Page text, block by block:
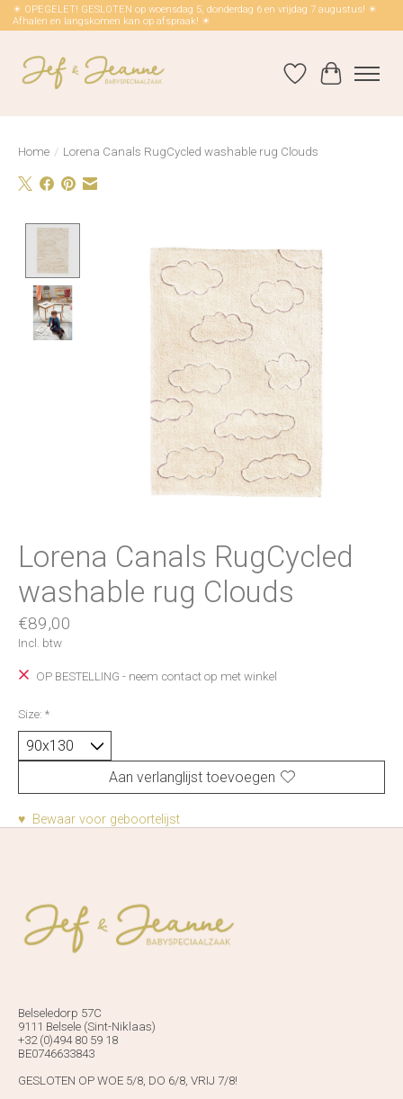
☀ OPEGELET! GESLOTEN op woensdag 5, donderdag 6 en vrijdag 7 augustus! ☀
Afhalen en langskomen kan op afspraak! ☀
Verlanglijst
Home / Lorena Canals RugCycled washable rug Clouds
Lorena Canals RugCycled
washable rug Clouds
€89,00
Incl. btw
OP BESTELLING - neem contact op met winkel
Size: *
Aan verlanglijst toevoegen
♥ Bewaar voor geboortelijst
Belseledorp 57C
9111 Belsele (Sint-Niklaas)
+32 (0)494 80 59 18
BE0746633843
GESLOTEN OP WOE 5/8, DO 6/8, VRIJ 7/8!